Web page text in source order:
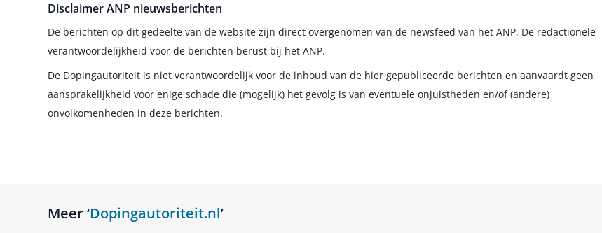
Disclaimer ANP nieuwsberichten
De berichten op dit gedeelte van de website zijn direct overgenomen van de newsfeed van het ANP. De redactionele
verantwoordelijkheid voor de berichten berust bij het ANP.
De Dopingautoriteit is niet verantwoordelijk voor de inhoud van de hier gepubliceerde berichten en aanvaardt geen
aansprakelijkheid voor enige schade die (mogelijk) het gevolg is van eventuele onjuistheden en/of (andere)
onvolkomenheden in deze berichten.
Meer ‘Dopingautoriteit.nl’